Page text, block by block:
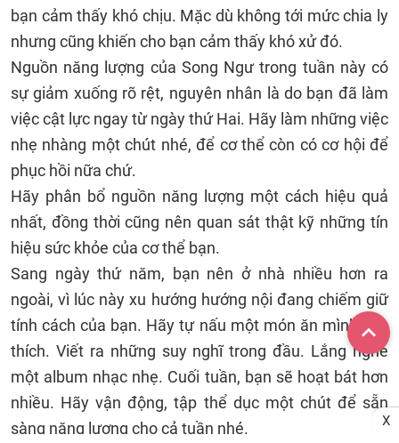
bạn cảm thấy khó chịu. Mặc dù không tới mức chia ly
nhưng cũng khiến cho bạn cảm thấy khó xử đó.
Nguồn năng lượng của Song Ngư trong tuần này có
sự giảm xuống rõ rệt, nguyên nhân là do bạn đã làm
việc cật lực ngay từ ngày thứ Hai. Hãy làm những việc
nhẹ nhàng một chút nhé, để cơ thể còn có cơ hội để
phục hồi nữa chứ.
Hãy phân bổ nguồn năng lượng một cách hiệu quả
nhất, đồng thời cũng nên quan sát thật kỹ những tín
hiệu sức khỏe của cơ thể bạn.
Sang ngày thứ năm, bạn nên ở nhà nhiều hơn ra
ngoài, vì lúc này xu hướng hướng nội đang chiếm giữ
tính cách của bạn. Hãy tự nấu một món ăn mình yêu
thích. Viết ra những suy nghĩ trong đầu. Lắng nghe
một album nhạc nhẹ. Cuối tuần, bạn sẽ hoạt bát hơn
nhiều. Hãy vận động, tập thể dục một chút để sẵn
sàng năng lượng cho cả tuần nhé.
X